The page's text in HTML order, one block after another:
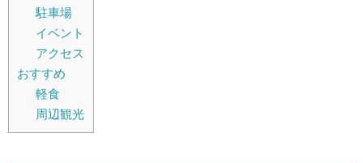
駐車場
イベント
アクセス
おすすめ
軽食
周辺観光